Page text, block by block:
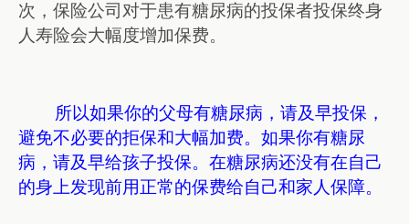
次，保险公司对于患有糖尿病的投保者投保终身
人寿险会大幅度增加保费。
所以如果你的父母有糖尿病，请及早投保，
避免不必要的拒保和大幅加费。如果你有糖尿
病，请及早给孩子投保。在糖尿病还没有在自己
的身上发现前用正常的保费给自己和家人保障。